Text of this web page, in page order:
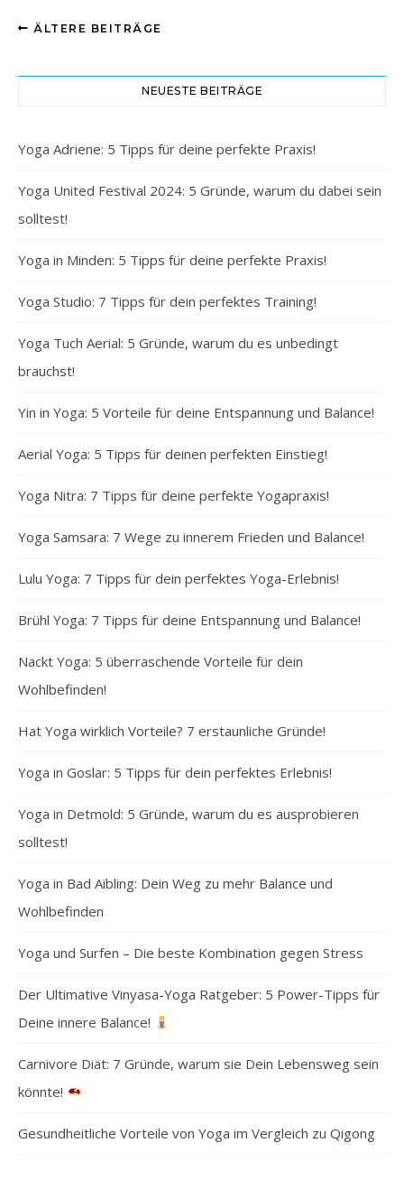
ÄLTERE BEITRÄGE
NEUESTE BEITRÄGE
Yoga Adriene: 5 Tipps für deine perfekte Praxis!
Yoga United Festival 2024: 5 Gründe, warum du dabei sein
solltest!
Yoga in Minden: 5 Tipps für deine perfekte Praxis!
Yoga Studio: 7 Tipps für dein perfektes Training!
Yoga Tuch Aerial: 5 Gründe, warum du es unbedingt
brauchst!
Yin in Yoga: 5 Vorteile für deine Entspannung und Balance!
Aerial Yoga: 5 Tipps für deinen perfekten Einstieg!
Yoga Nitra: 7 Tipps für deine perfekte Yogapraxis!
Yoga Samsara: 7 Wege zu innerem Frieden und Balance!
Lulu Yoga: 7 Tipps für dein perfektes Yoga-Erlebnis!
Brühl Yoga: 7 Tipps für deine Entspannung und Balance!
Nackt Yoga: 5 überraschende Vorteile für dein
Wohlbefinden!
Hat Yoga wirklich Vorteile? 7 erstaunliche Gründe!
Yoga in Goslar: 5 Tipps für dein perfektes Erlebnis!
Yoga in Detmold: 5 Gründe, warum du es ausprobieren
solltest!
Yoga in Bad Aibling: Dein Weg zu mehr Balance und
Wohlbefinden
Yoga und Surfen – Die beste Kombination gegen Stress
Der Ultimative Vinyasa-Yoga Ratgeber: 5 Power-Tipps für
Deine innere Balance!
Carnivore Diät: 7 Gründe, warum sie Dein Lebensweg sein
könnte!
Gesundheitliche Vorteile von Yoga im Vergleich zu Qigong